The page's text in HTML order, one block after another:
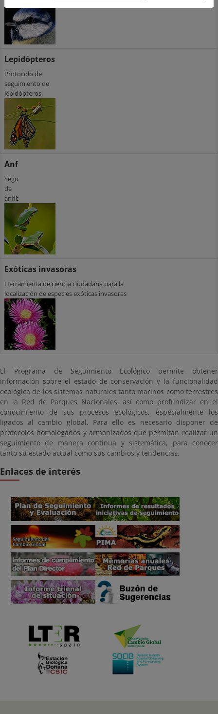
Lepidópteros
Protocolo de
seguimiento de
lepidópteros.
Anfibios
Seguimiento
de
anfibios
Exóticas invasoras
Herramienta de ciencia ciudadana para la
localización de especies exóticas invasoras
El Programa de Seguimiento Ecológico permite obtener
información sobre el estado de conservación y la funcionalidad
ecológica de los sistemas naturales tanto marinos como terrestres
en la Red de Parques Nacionales, así como profundizar en el
conocimiento de sus procesos ecológicos, especialmente los
ligados al cambio global. Para ello es necesario disponer de
protocolos homologados y armonizados que permitan realizar un
seguimiento de manera continua y sistemática, para conocer
tanto su estado actual como sus cambios y tendencias.
Enlaces de interés